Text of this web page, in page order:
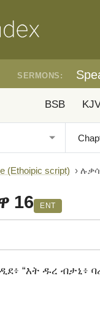
SERMONS:
BSB
(Ethoipic script) ›
16 ENT
“እት ዱረ ብታኒ፥